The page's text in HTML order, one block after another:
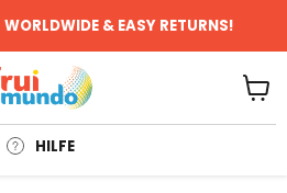
& EASY RETURNS!
HILFE